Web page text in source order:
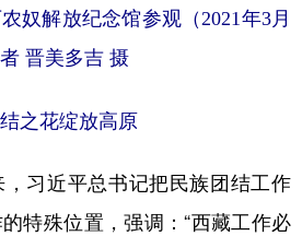
解放纪念馆参观（2021年3月
晋美多吉 摄
之花绽放高原
习近平总书记把民族团结工作
特殊位置，强调：“西藏工作必